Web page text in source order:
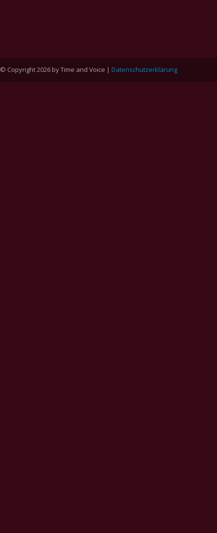
© Copyright 2026 by Time and Voice | Datenschutzerklärung